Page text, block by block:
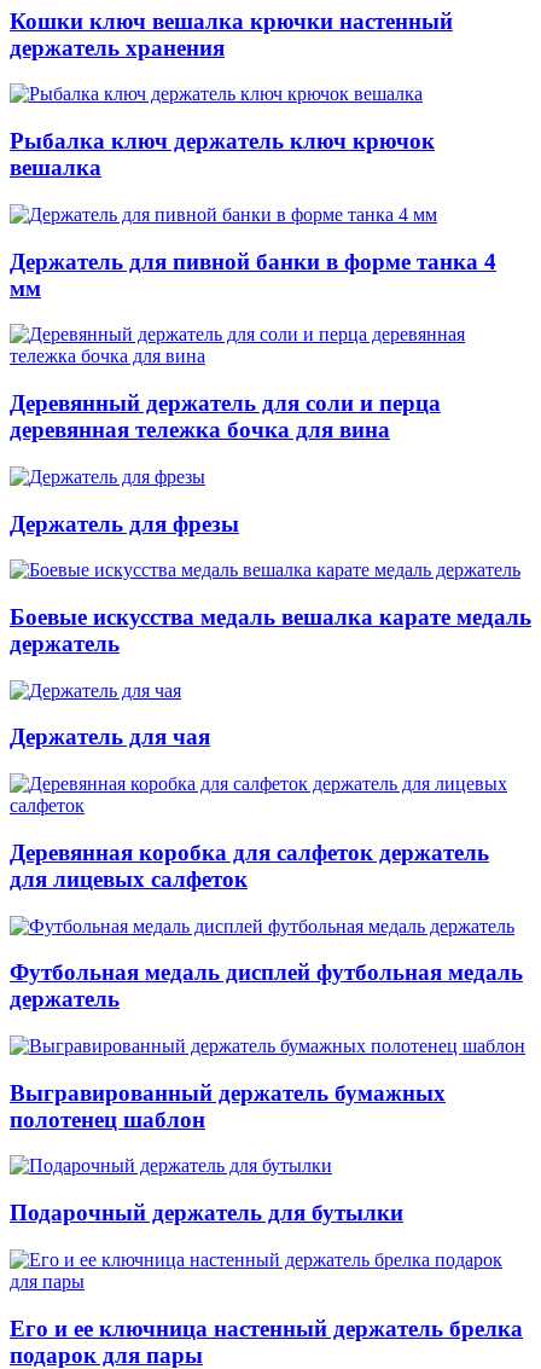
Кошки ключ вешалка крючки настенный
держатель хранения
Рыбалка ключ держатель ключ крючок
вешалка
Держатель для пивной банки в форме танка 4
мм
Деревянный держатель для соли и перца
деревянная тележка бочка для вина
Держатель для фрезы
Боевые искусства медаль вешалка карате медаль
держатель
Держатель для чая
Деревянная коробка для салфеток держатель
для лицевых салфеток
Футбольная медаль дисплей футбольная медаль
держатель
Выгравированный держатель бумажных
полотенец шаблон
Подарочный держатель для бутылки
Его и ее ключница настенный держатель брелка
подарок для пары